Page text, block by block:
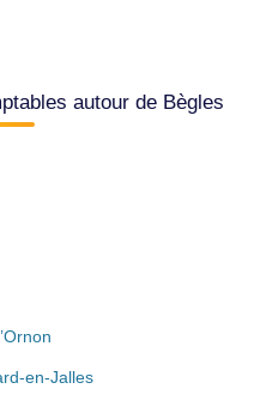
autour de Bègles
en-Jalles